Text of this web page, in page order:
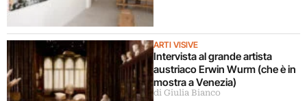
ARTI VISIVE
Intervista al grande artista
austriaco Erwin Wurm (che è in
mostra a Venezia)
di Giulia Bianco